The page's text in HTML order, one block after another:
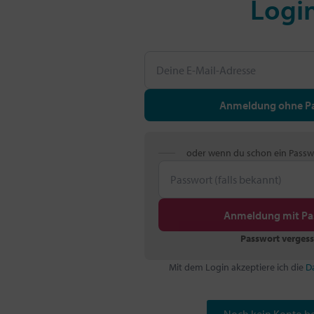
Anmeldung ohne
oder wenn du schon ein
Anmeldung mit
Passwort
Mit dem Login akzeptiere ich die